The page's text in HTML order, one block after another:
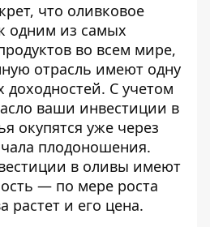
что оливковое
одним из самых
во всем мире,
отрасль имеют одну
С учетом
ваши инвестиции в
окупятся уже через
плодоношения.
в оливы имеют
— по мере роста
растет и его цена.